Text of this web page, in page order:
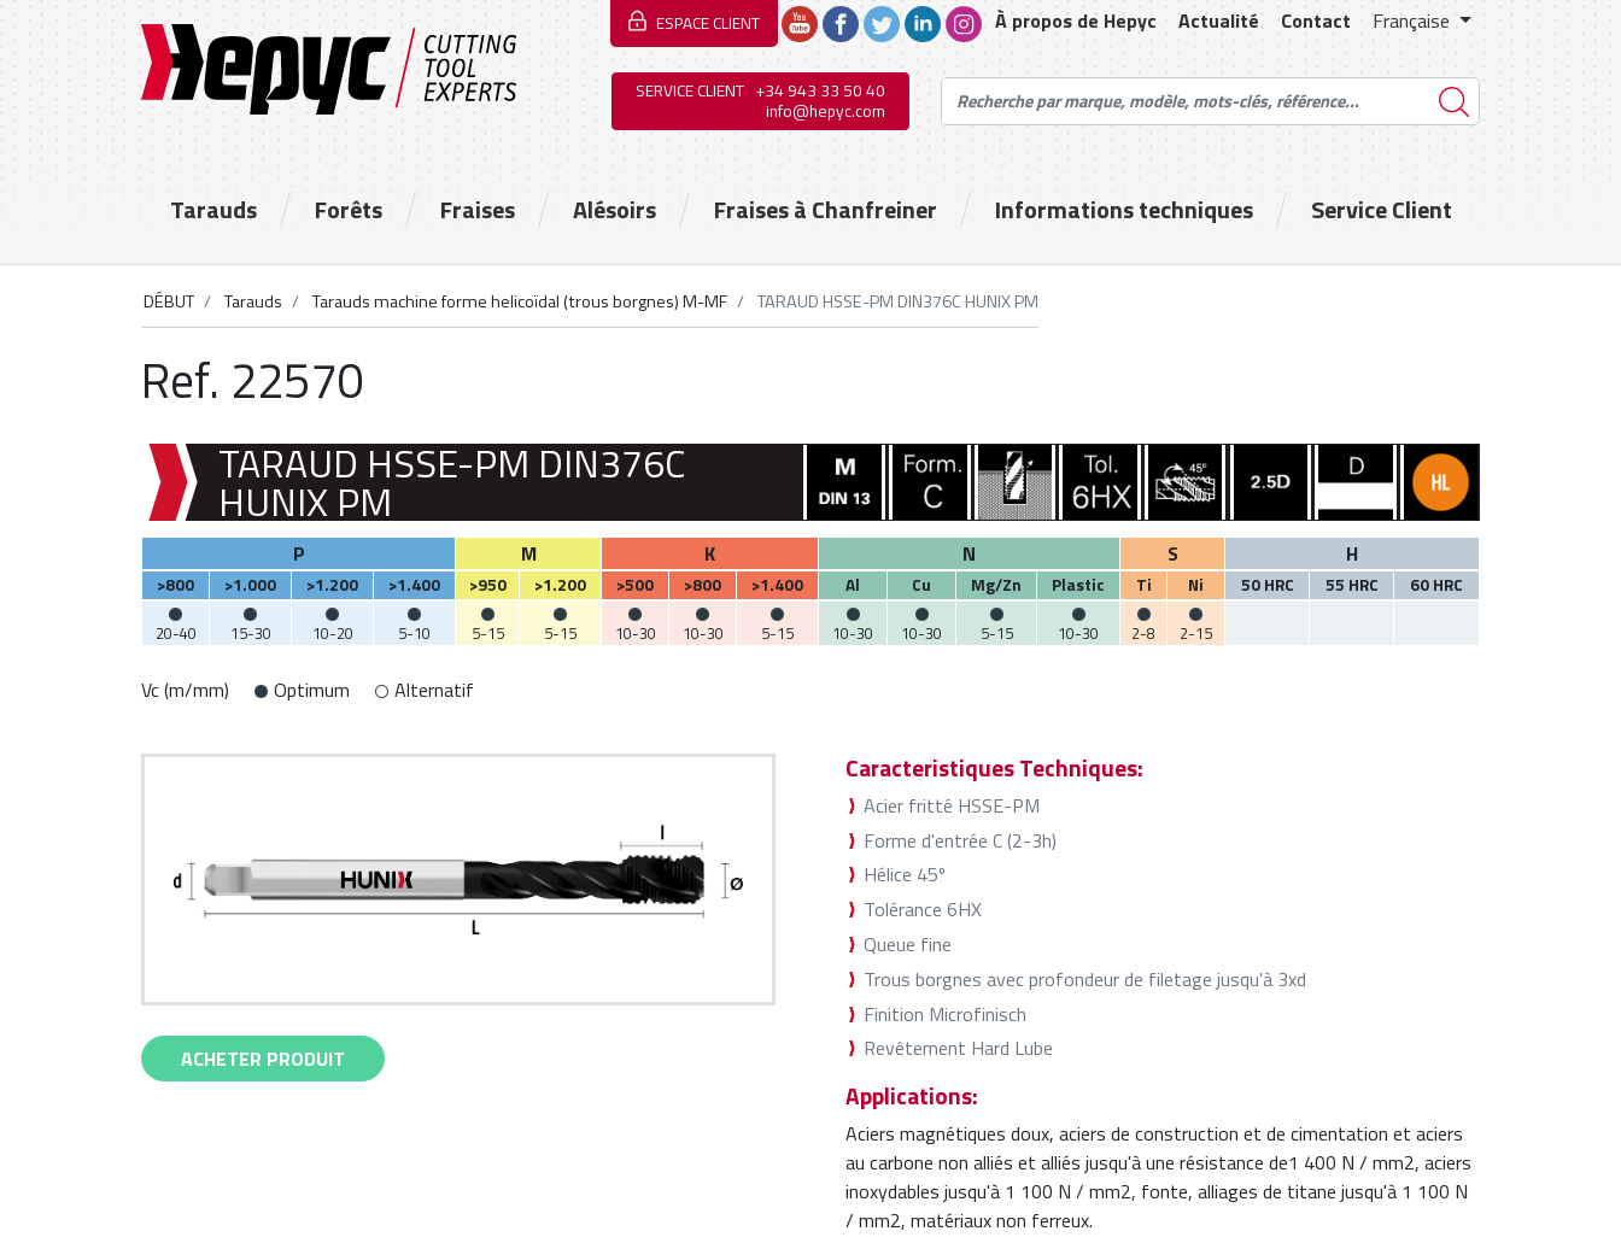
ESPACE CLIENT À propos de Hepyc Actualité Contact Française
SERVICE CLIENT +34 943 33 50 40
info@hepyc.com
Tarauds Forêts Fraises Alésoirs Fraises à Chanfreiner Informations techniques Service Client
DÉBUT Tarauds Tarauds machine forme helicoïdal (trous borgnes) M-MF TARAUD HSSE-PM DIN376C HUNIX PM
Ref. 22570
TARAUD HSSE-PM DIN376C
HUNIX PM
P M K N S H
>800 >1.000 >1.200 >1.400 >950 >1.200 >500 >800 >1.400 Al Cu Mg/Zn Plastic Ti Ni 50 HRC 55 HRC
60 HRC
20-40
15-30 10-20 5-10 5-15 5-15 10-30 10-30 5-15 10-30 10-30 5-15 10-30 2-8 2-15
Vc (m/mm) Optimum Alternatif
ACHETER PRODUIT
Caracteristiques Techniques:
Acier fritté HSSE-PM
Forme d'entrée C (2-3h)
Hélice 45º
Tolérance 6HX
Queue fine
Trous borgnes avec profondeur de filetage jusqu'à 3xd
Finition Microfinisch
Revêtement Hard Lube
Applications:
Aciers magnétiques doux, aciers de construction et de cimentation et aciers
au carbone non alliés et alliés jusqu'à une résistance de1 400 N / mm2, aciers
inoxydables jusqu'à 1 100 N / mm2, fonte, alliages de titane jusqu'à 1 100 N
/ mm2, matériaux non ferreux.